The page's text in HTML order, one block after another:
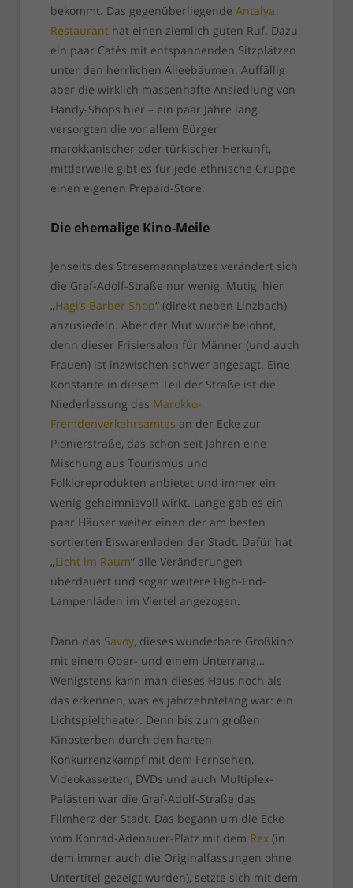
bekommt. Das gegenüberliegende Antalya
Restauranthat einen ziemlich guten Ruf. Dazu
ein paar Cafés mit entspannenden Sitzplätzen
unter den herrlichen Alleebäumen. Auffällig
aber die wirklich massenhafte Ansiedlung von
Handy-Shops hier – ein paar Jahre lang
versorgten die vor allem Bürger
marokkanischer oder türkischer Herkunft,
mittlerweile gibt es für jede ethnische Gruppe
einen eigenen Prepaid-Store.
Die ehemalige Kino-Meile
Jenseits des Stresemannplatzes verändert sich
die Graf-Adolf-Straße nur wenig. Mutig, hier
„Hagi’s Barber Shop“ (direkt neben Linzbach)
anzusiedeln. Aber der Mut wurde belohnt,
denn dieser Frisiersalon für Männer (und auch
Frauen) ist inzwischen schwer angesagt. Eine
Konstante in diesem Teil der Straße ist die
Niederlassung des Marokko-
Fremdenverkehrsamtes an der Ecke zur
Pionierstraße, das schon seit Jahren eine
Mischung aus Tourismus und
Folkloreprodukten anbietet und immer ein
wenig geheimnisvoll wirkt. Lange gab es ein
paar Häuser weiter einen der am besten
sortierten Eiswarenladen der Stadt. Dafür hat
„Licht im Raum“ alle Veränderungen
überdauert und sogar weitere High-End-
Lampenläden im Viertel angezogen.
Dann das Savoy, dieses wunderbare Großkino
mit einem Ober- und einem Unterrang…
Wenigstens kann man dieses Haus noch als
das erkennen, was es jahrzehntelang war: ein
Lichtspieltheater. Denn bis zum großen
Kinosterben durch den harten
Konkurrenzkampf mit dem Fernsehen,
Videokassetten, DVDs und auch Multiplex-
Palästen war die Graf-Adolf-Straße das
Filmherz der Stadt. Das begann um die Ecke
vom Konrad-Adenauer-Platz mit dem Rex(in
dem immer auch die Originalfassungen ohne
Untertitel gezeigt wurden), setzte sich mit dem